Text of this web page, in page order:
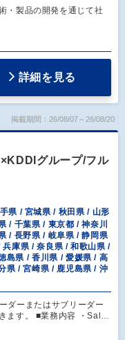
・製品の開発を通じて社
詳細を見る
掲載期間：26/08/07～26/08/20
グループ/フル
県 / 宮城県 / 秋田県 / 山形
/ 千葉県 / 東京都 / 神奈川
/ 長野県 / 岐阜県 / 静岡県
庫県 / 奈良県 / 和歌山県 /
島県 / 香川県 / 愛媛県 / 高
県 / 宮崎県 / 鹿児島県 / 沖
ダーまたはサブリーダー
ます。 ■業務内容 ・Sal…